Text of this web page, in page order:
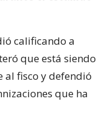
calificando a
que está siendo
fisco y defendió
que ha